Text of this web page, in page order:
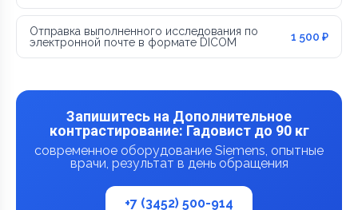
Отправка выполненного исследования по
электронной почте в формате DICOM
1 500 ₽
Запишитесь на Дополнительное
контрастирование: Гадовист до 90 кг
современное оборудование Siemens, опытные
врачи, результат в день обращения
+7 (3452) 500-914